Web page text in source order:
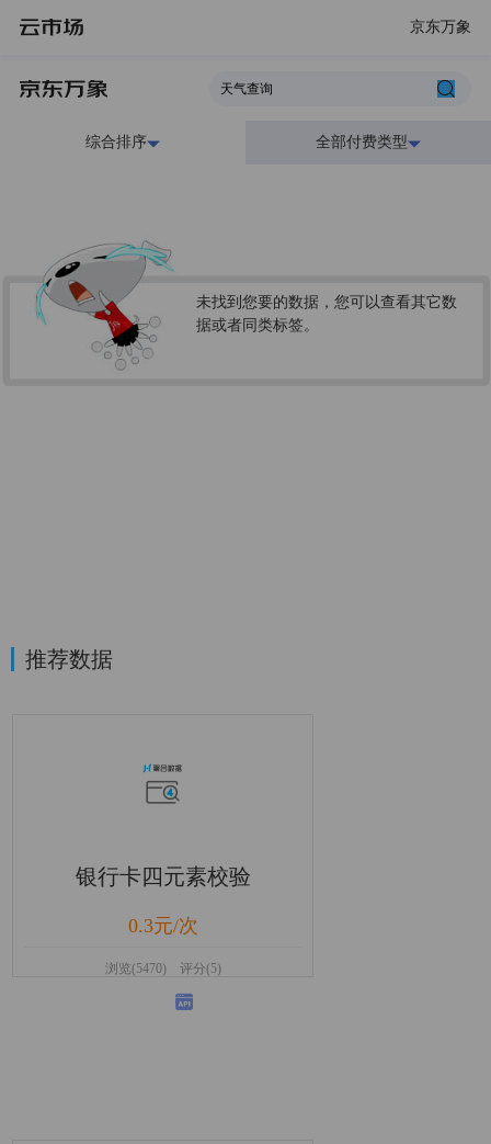
京东万象
综合排序 全部付费类型
未找到您要的数据，您可以查看其它数
据或者同类标签。
推荐数据
银行卡四元素校验
0.3元/次
浏览(5470) 评分(5)